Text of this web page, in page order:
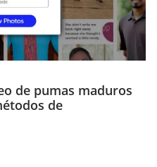
de pumas maduros
de